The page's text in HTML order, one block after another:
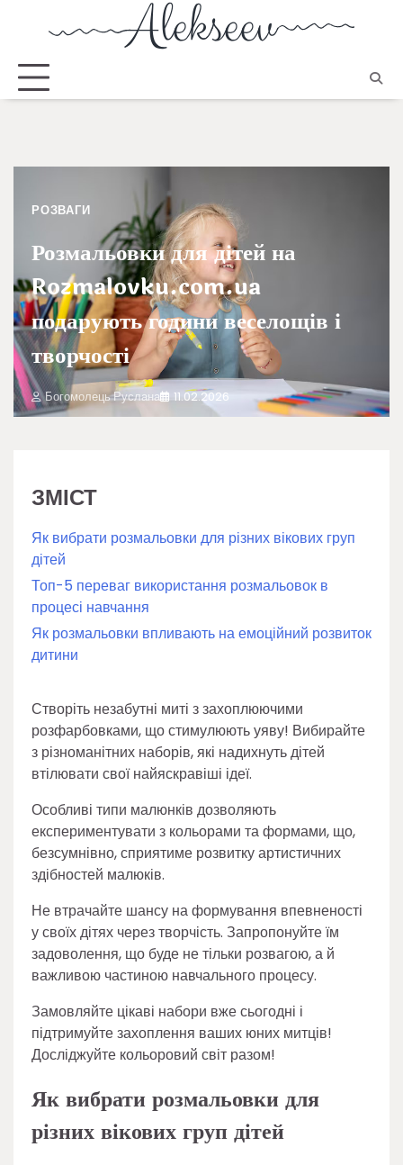
РОЗВАГИ
Розмальовки для дітей на
Rozmalovku.com.ua
подарують години веселощів і
творчості
Богомолець Руслана 11.02.2026
ЗМІСТ
Як вибрати розмальовки для різних вікових груп
дітей
Топ-5 переваг використання розмальовок в
процесі навчання
Як розмальовки впливають на емоційний розвиток
дитини
Створіть незабутні миті з захоплюючими
розфарбовками, що стимулюють уяву! Вибирайте
з різноманітних наборів, які надихнуть дітей
втілювати свої найяскравіші ідеї.
Особливі типи малюнків дозволяють
експериментувати з кольорами та формами, що,
безсумнівно, сприятиме розвитку артистичних
здібностей малюків.
Не втрачайте шансу на формування впевненості
у своїх дітях через творчість. Запропонуйте їм
задоволення, що буде не тільки розвагою, а й
важливою частиною навчального процесу.
Замовляйте цікаві набори вже сьогодні і
підтримуйте захоплення ваших юних митців!
Досліджуйте кольоровий світ разом!
Як вибрати розмальовки для
різних вікових груп дітей